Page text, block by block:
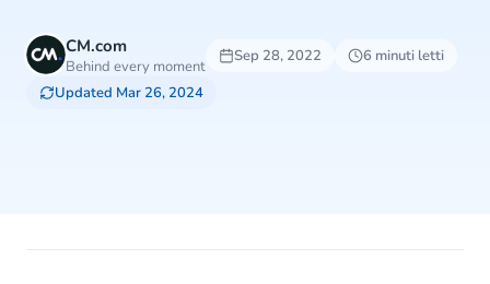
CM.com
Behind every moment
Sep 28, 2022
6 minuti letti
Updated Mar 26, 2024